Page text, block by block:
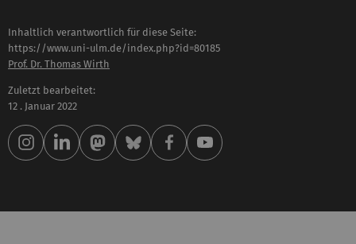
Inhaltlich verantwortlich für diese Seite:
https://www.uni-ulm.de/index.php?id=80185
Prof. Dr. Thomas Wirth
Zuletzt bearbeitet:
12 . Januar 2022